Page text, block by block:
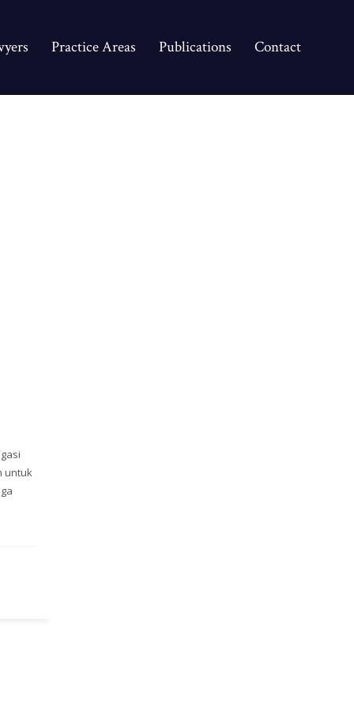
Practice Areas Publications Contact
untuk